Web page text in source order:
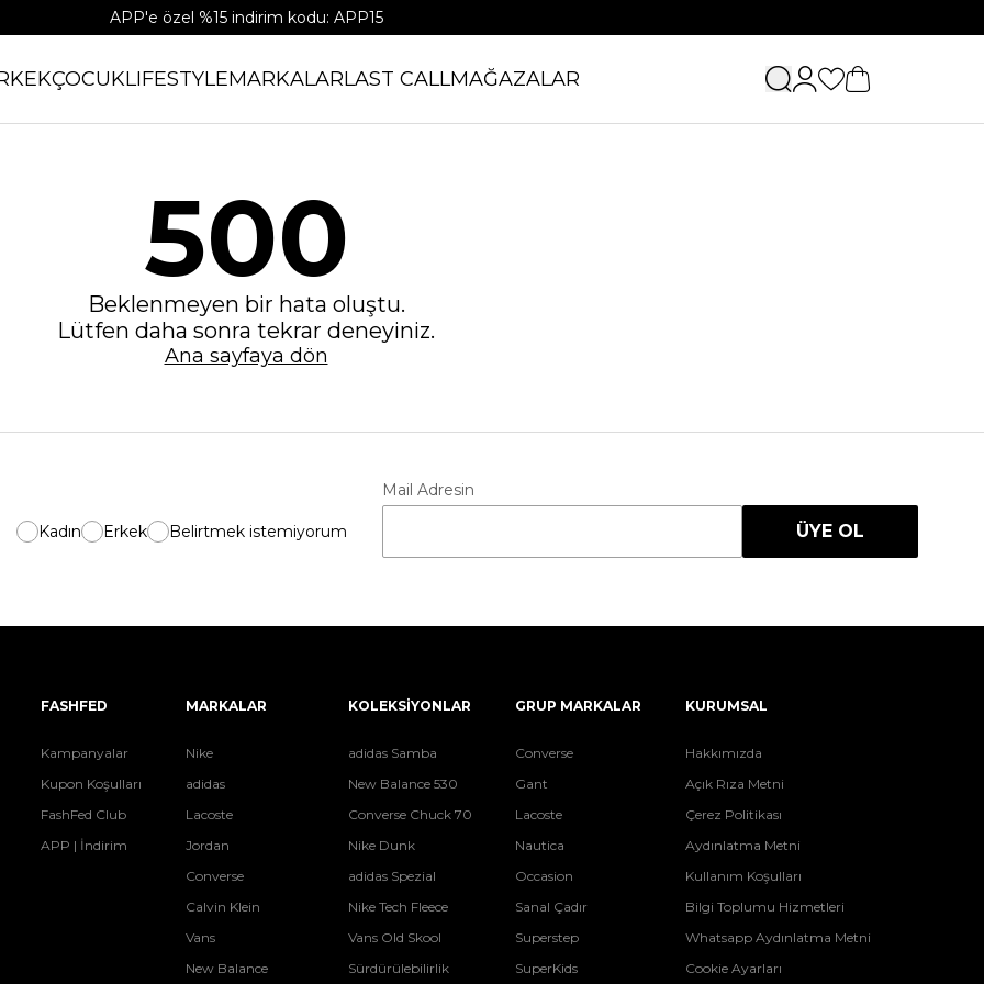
APP'e özel %15 indirim kodu: APP15
ÇOCUKLIFESTYLEMARKALARLAST CALLMAĞAZALAR
500
Beklenmeyen bir hata oluştu.
Lütfen daha sonra tekrar deneyiniz.
Ana sayfaya dön
Kadın Erkek Belirtmek istemiyorum
Mail Adresin
ÜYE OL
FASHFED
Kampanyalar
Kupon Koşulları
FashFed Club
APP | İndirim
MARKALAR
Nike
adidas
Lacoste
Jordan
Converse
Calvin Klein
Vans
New Balance
KOLEKSİYONLAR
adidas Samba
New Balance 530
Converse Chuck 70
Nike Dunk
adidas Spezial
Nike Tech Fleece
Vans Old Skool
Sürdürülebilirlik
GRUP MARKALAR
Converse
Gant
Lacoste
Nautica
Occasion
Sanal Çadır
Superstep
SuperKids
KURUMSAL
Hakkımızda
Açık Rıza Metni
Çerez Politikası
Aydınlatma Metni
Kullanım Koşulları
Bilgi Toplumu Hizmetleri
Whatsapp Aydınlatma Metni
Cookie Ayarları